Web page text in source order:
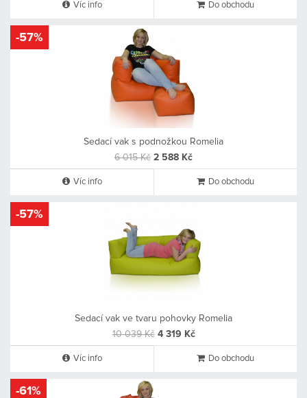
Víc info Do obchodu
-57%
Sedací vak s podnožkou Romelia
6 015 Kč 2 588 Kč
Víc info Do obchodu
-57%
Sedací vak ve tvaru pohovky Romelia
10 039 Kč 4 319 Kč
Víc info Do obchodu
-61%